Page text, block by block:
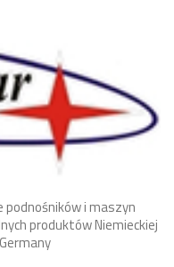
podnośników i maszyn
produktów Niemieckiej